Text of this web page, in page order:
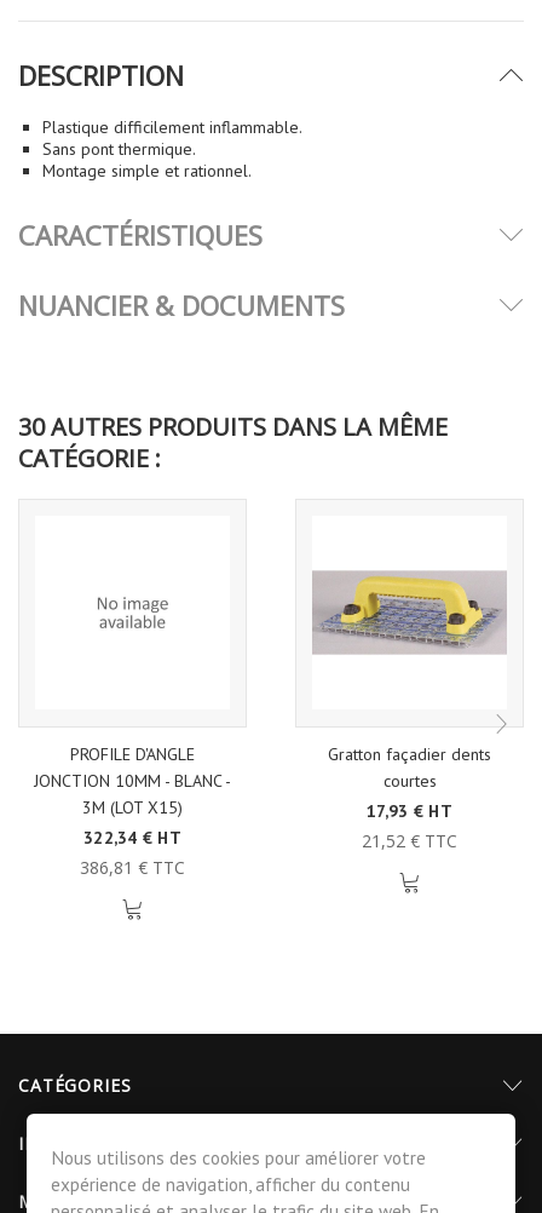
DESCRIPTION
Plastique difficilement inflammable.
Sans pont thermique.
Montage simple et rationnel.
CARACTÉRISTIQUES
NUANCIER & DOCUMENTS
30 AUTRES PRODUITS DANS LA MÊME
CATÉGORIE :
PROFILE D'ANGLE
JONCTION 10MM - BLANC -
3M (LOT X15)
322,34 € HT
386,81 € TTC
Gratton façadier dents
courtes
17,93 € HT
21,52 € TTC
CATÉGORIES
INFORMATIONS
MON COMPTE
Nous utilisons des cookies pour améliorer votre
expérience de navigation, afficher du contenu